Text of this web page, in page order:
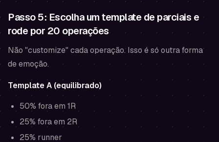
Passo 5: Escolha um template de parciais e
rode por 20 operações
Não "customize" cada operação. Isso é só outra forma
de emoção.
Template A (equilibrado)
50% fora em 1R
25% fora em 2R
25% runner